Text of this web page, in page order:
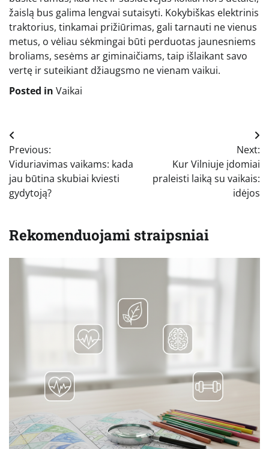
žaislą bus galima lengvai sutaisyti. Kokybiškas elektrinis
traktorius, tinkamai prižiūrimas, gali tarnauti ne vienus
metus, o vėliau sėkmingai būti perduotas jaunesniems
broliams, sesėms ar giminaičiams, taip išlaikant savo
vertę ir suteikiant džiaugsmo ne vienam vaikui.
Posted in Vaikai
Navigacija
tarp
įrašų
Previous:
Viduriavimas vaikams: kada
jau būtina skubiai kviesti
gydytoją?
Next:
Kur Vilniuje įdomiai
praleisti laiką su vaikais:
idėjos
Rekomenduojami straipsniai